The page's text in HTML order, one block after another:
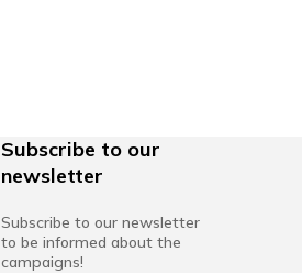
Subscribe to our
newsletter
Subscribe to our newsletter
to be informed about the
campaigns!